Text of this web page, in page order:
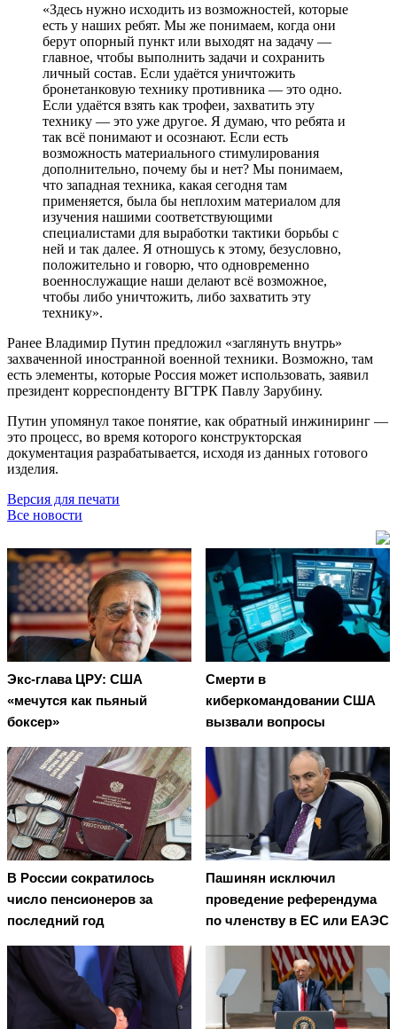
«Здесь нужно исходить из возможностей, которые
есть у наших ребят. Мы же понимаем, когда они
берут опорный пункт или выходят на задачу —
главное, чтобы выполнить задачи и сохранить
личный состав. Если удаётся уничтожить
бронетанковую технику противника — это одно.
Если удаётся взять как трофеи, захватить эту
технику — это уже другое. Я думаю, что ребята и
так всё понимают и осознают. Если есть
возможность материального стимулирования
дополнительно, почему бы и нет? Мы понимаем,
что западная техника, какая сегодня там
применяется, была бы неплохим материалом для
изучения нашими соответствующими
специалистами для выработки тактики борьбы с
ней и так далее. Я отношусь к этому, безусловно,
положительно и говорю, что одновременно
военнослужащие наши делают всё возможное,
чтобы либо уничтожить, либо захватить эту
технику».
Ранее Владимир Путин предложил «заглянуть внутрь»
захваченной иностранной военной техники. Возможно, там
есть элементы, которые Россия может использовать, заявил
президент корреспонденту ВГТРК Павлу Зарубину.
Путин упомянул такое понятие, как обратный инжиниринг —
это процесс, во время которого конструкторская
документация разрабатывается, исходя из данных готового
изделия.
Версия для печати
Все новости
Экс-глава ЦРУ: США
«мечутся как пьяный
боксер»
Смерти в
киберкомандовании США
вызвали вопросы
В России сократилось
число пенсионеров за
последний год
Пашинян исключил
проведение референдума
по членству в ЕС или ЕАЭС